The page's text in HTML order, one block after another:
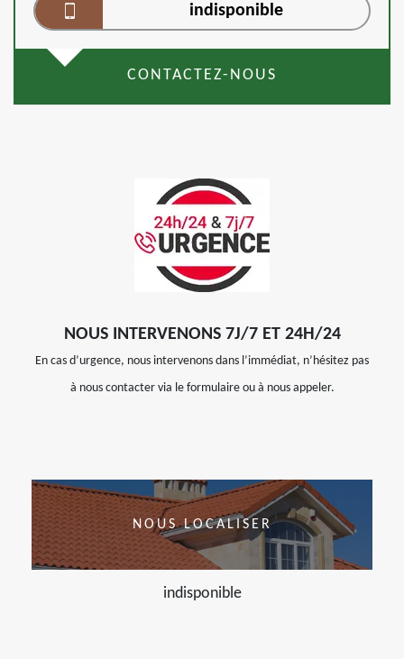
indisponible
CONTACTEZ-NOUS
NOUS INTERVENONS 7J/7 ET 24H/24
En cas d’urgence, nous intervenons dans l’immédiat, n’hésitez pas
à nous contacter via le formulaire ou à nous appeler.
NOUS LOCALISER
indisponible